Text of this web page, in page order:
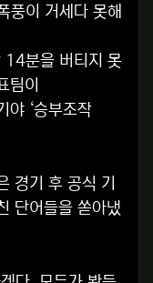
풍이 거세다 못해
14분을 버티지 못
팀이
야 ‘승부조작
경기 후 공식 기
단어들을 쏟아냈